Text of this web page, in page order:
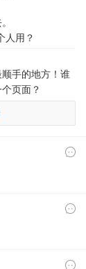
人用？
手的地方！谁
页面？